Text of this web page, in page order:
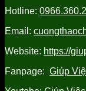
Hotline:
Email:
Website: https://
Fanpage: Giúp